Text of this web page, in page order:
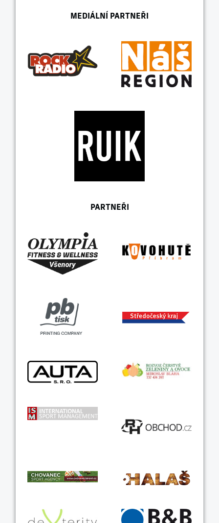
MEDIÁLNÍ PARTNEŘI
PARTNEŘI